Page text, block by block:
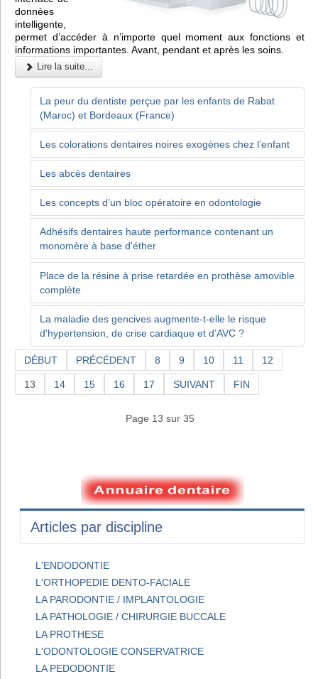
données
intelligente,
permet d’accéder à n’importe quel moment aux fonctions et
informations importantes. Avant, pendant et après les soins.
Lire la suite...
La peur du dentiste perçue par les enfants de Rabat
(Maroc) et Bordeaux (France)
Les colorations dentaires noires exogènes chez l’enfant
Les abcès dentaires
Les concepts d’un bloc opératoire en odontologie
Adhésifs dentaires haute performance contenant un
monomère à base d'éther
Place de la résine à prise retardée en prothèse amovible
complète
La maladie des gencives augmente-t-elle le risque
d'hypertension, de crise cardiaque et d’AVC ?
DÉBUT PRÉCÉDENT 8 9 10 11 12
13 14 15 16 17 SUIVANT FIN
Page 13 sur 35
Articles par discipline
L'ENDODONTIE
L'ORTHOPEDIE DENTO-FACIALE
LA PARODONTIE / IMPLANTOLOGIE
LA PATHOLOGIE / CHIRURGIE BUCCALE
LA PROTHESE
L'ODONTOLOGIE CONSERVATRICE
LA PEDODONTIE